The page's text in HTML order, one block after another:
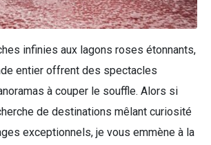
infinies aux lagons roses étonnants,
entier offrent des spectacles
à couper le souffle. Alors si
de destinations mêlant curiosité
exceptionnels, je vous emmène à la